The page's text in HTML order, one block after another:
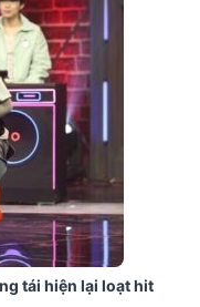
tái hiện lại loạt hit